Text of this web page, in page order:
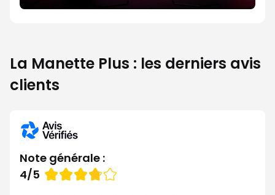
La Manette Plus : les derniers avis
clients
Note générale :
Note
4/5